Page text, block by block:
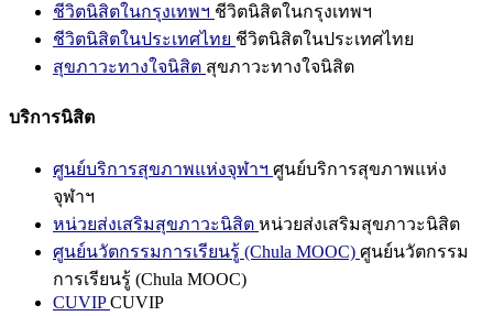
ชีวิตนิสิตในกรุงเทพฯ ชีวิตนิสิตในกรุงเทพฯ
ชีวิตนิสิตในประเทศไทย ชีวิตนิสิตในประเทศไทย
สุขภาวะทางใจนิสิต สุขภาวะทางใจนิสิต
บริการนิสิต
ศูนย์บริการสุขภาพแห่งจุฬาฯ ศูนย์บริการสุขภาพแห่ง
จุฬาฯ
หน่วยส่งเสริมสุขภาวะนิสิต หน่วยส่งเสริมสุขภาวะนิสิต
ศูนย์นวัตกรรมการเรียนรู้ (Chula MOOC) ศูนย์นวัตกรรม
การเรียนรู้ (Chula MOOC)
CUVIPCUVIP